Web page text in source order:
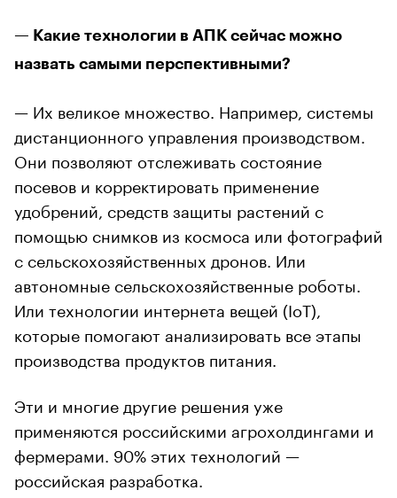
— Какие технологии в АПК сейчас можно
назвать самыми перспективными?
— Их великое множество. Например, системы
дистанционного управления производством.
Они позволяют отслеживать состояние
посевов и корректировать применение
удобрений, средств защиты растений с
помощью снимков из космоса или фотографий
с сельскохозяйственных дронов. Или
автономные сельскохозяйственные роботы.
Или технологии интернета вещей (IoT),
которые помогают анализировать все этапы
производства продуктов питания.
Эти и многие другие решения уже
применяются российскими агрохолдингами и
фермерами. 90% этих технологий —
российская разработка.